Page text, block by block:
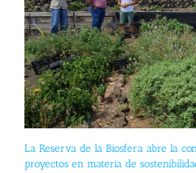
La Reserva de la Biosfera abre la
proyectos en materia de